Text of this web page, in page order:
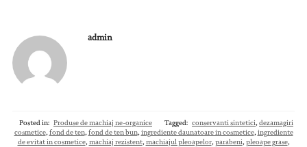
admin
Posted in: Produse de machiaj ne-organice Tagged: conservanti sintetici, dezamagiri
cosmetice, fond de ten, fond de ten bun, ingrediente daunatoare in cosmetice, ingrediente
de evitat in cosmetice, machiaj rezistent, machiajul pleoapelor, parabeni, pleoape grase,